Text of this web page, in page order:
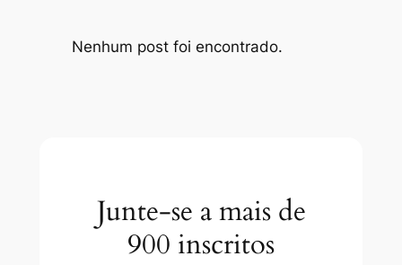
Nenhum post foi encontrado.
Junte-se a mais de
900 inscritos